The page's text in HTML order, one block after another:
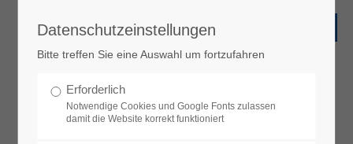
Datenschutzeinstellungen
Bitte treffen Sie eine Auswahl um fortzufahren
Erforderlich
Notwendige Cookies und Google Fonts zulassen
damit die Website korrekt funktioniert